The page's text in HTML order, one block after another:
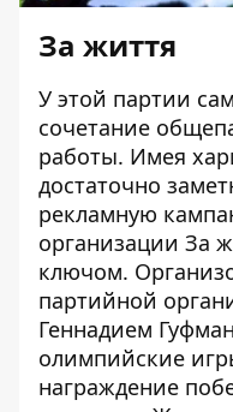
За життя
У этой партии
сочетание
работы. Имея
достаточно
рекламную
организации За
ключом.
партийной
Геннадием
олимпийские
награждение